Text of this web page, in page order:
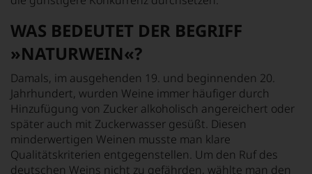
WAS BEDEUTET DER BEGRIFF
»NATURWEIN«?
Damals, im ausgehenden 19. und beginnenden 20.
Jahrhundert, wurden Weine immer häufiger durch
Hinzufügung von Zucker alkoholisch angereichert oder
später auch mit Zuckerwasser gesüßt. Diesen
minderwertigen Weinen musste man klare
Qualitätskriterien entgegenstellen. Um den Ruf des
deutschen Weins nicht zu gefährden, wählte man den